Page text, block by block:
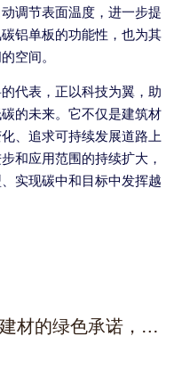
调节表面温度，进一步提
铝单板的功能性，也为其
空间。
代表，正以科技为翼，助
的未来。它不仅是建筑材
、追求可持续发展道路上
和应用范围的持续扩大，
实现碳中和目标中发挥越
氟碳铝单板：绿色建材的绿色承诺，守护地球，共创绿色未来